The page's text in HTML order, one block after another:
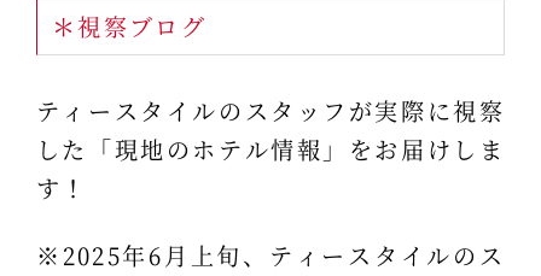
＊視察ブログ
ティースタイルのスタッフが実際に視察
した「現地のホテル情報」をお届けしま
す！
※2025年6月上旬、ティースタイルのス